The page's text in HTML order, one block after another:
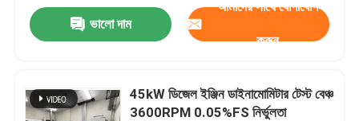
ভালো দাম
আমাদের সাথে যোগাযোগ
করুন
45kW ডিজেল ইঞ্জিন ডাইনামোমিটার টেস্ট বেঞ্চ
3600RPM 0.05%FS নির্ভুলতা